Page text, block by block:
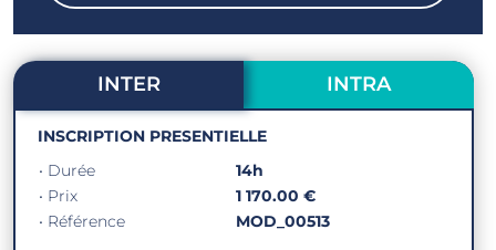
INTER INTRA
INSCRIPTION PRESENTIELLE
• Durée
14h
• Prix
1 170.00 €
• Référence
MOD_00513